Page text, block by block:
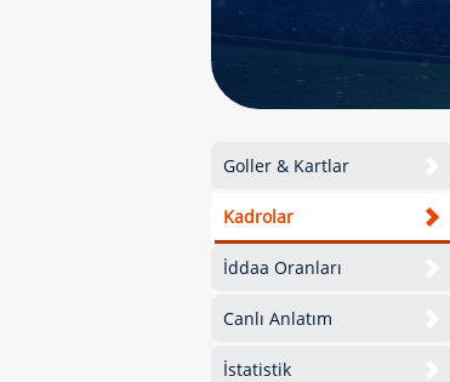
Goller & Kartlar
Kadrolar
İddaa Oranları
Canlı Anlatım
İstatistik